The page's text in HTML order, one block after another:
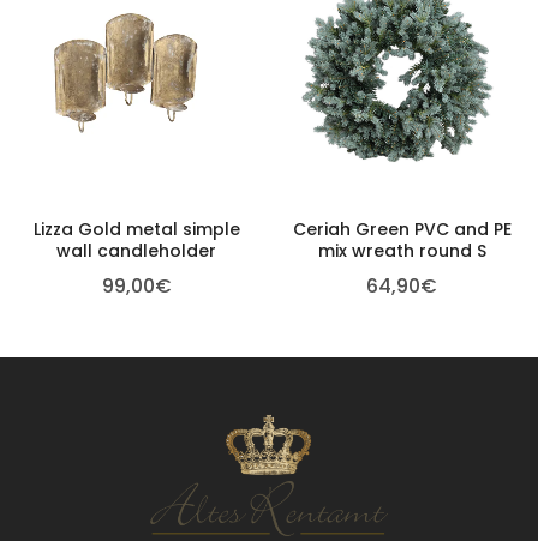
Lizza Gold metal simple
wall candleholder
99,00€
Ceriah Green PVC and PE
mix wreath round S
64,90€